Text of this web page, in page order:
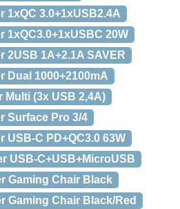
1xQC 3.0+1xUSB2.4A
1xQC3.0+1xUSBC 20W
2USB 1A+2.1A SAVER
Dual 1000+2100mA
(3x USB 2,4A)
Surface Pro 3/4
USB-C PD+QC3.0 63W
USB-C+USB+MicroUSB
Gaming Chair Black
Gaming Chair Black/Red